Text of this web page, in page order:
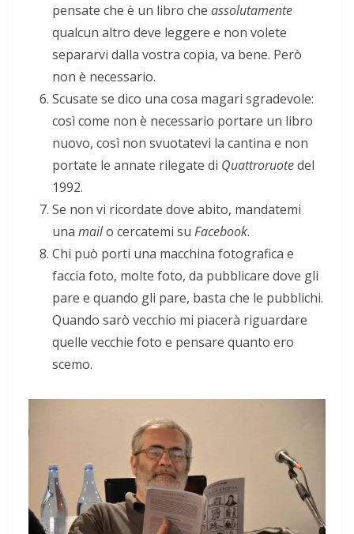
pensate che è un libro che assolutamente
qualcun altro deve leggere e non volete
separarvi dalla vostra copia, va bene. Però
non è necessario.
Scusate se dico una cosa magari sgradevole:
così come non è necessario portare un libro
nuovo, così non svuotatevi la cantina e non
portate le annate rilegate di Quattroruotedel
1992.
Se non vi ricordate dove abito, mandatemi
una mailo cercatemi su Facebook.
Chi può porti una macchina fotografica e
faccia foto, molte foto, da pubblicare dove gli
pare e quando gli pare, basta che le pubblichi.
Quando sarò vecchio mi piacerà riguardare
quelle vecchie foto e pensare quanto ero
scemo.